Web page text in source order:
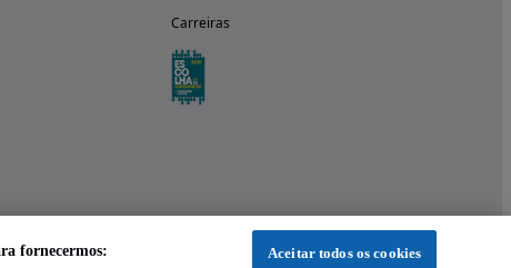
Carreiras
fornecermos: Aceitar todos os cookies